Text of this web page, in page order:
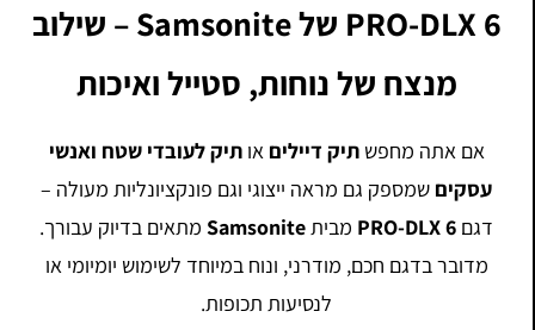
PRO-DLX 6 של Samsonite – שילוב
מנצח של נוחות, סטייל ואיכות
אם אתה מחפש תיק דייליםאו תיק לעובדי שטח ואנשי
עסקיםשמספק גם מראה ייצוגי וגם פונקציונליות מעולה –
דגם PRO-DLX 6מביתSamsoniteמתאים בדיוק עבורך.
מדובר בדגם חכם, מודרני, ונוח במיוחד לשימוש יומיומי או
לנסיעות תכופות.